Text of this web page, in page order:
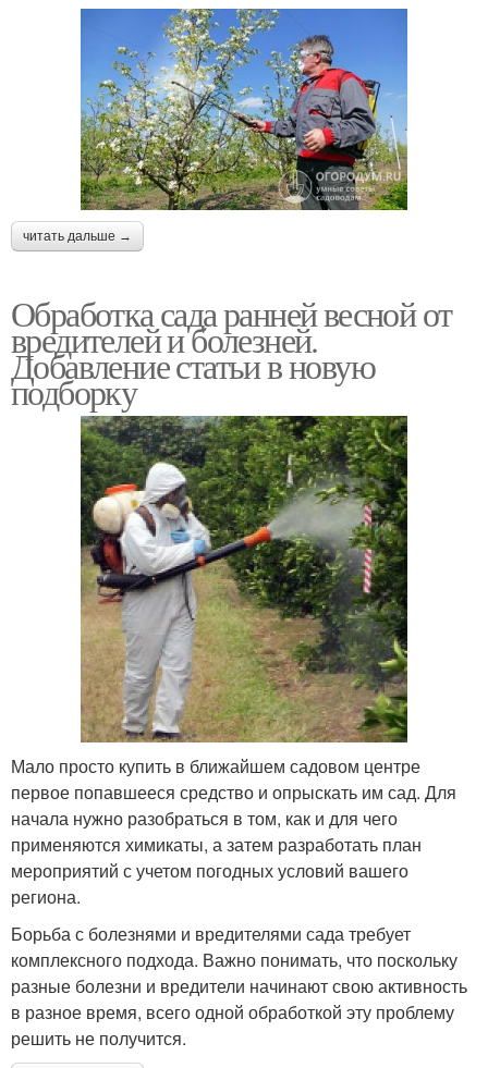
читать дальше →
Обработка сада ранней весной от
вредителей и болезней.
Добавление статьи в новую
подборку
Мало просто купить в ближайшем садовом центре
первое попавшееся средство и опрыскать им сад. Для
начала нужно разобраться в том, как и для чего
применяются химикаты, а затем разработать план
мероприятий с учетом погодных условий вашего
региона.
Борьба с болезнями и вредителями сада требует
комплексного подхода. Важно понимать, что поскольку
разные болезни и вредители начинают свою активность
в разное время, всего одной обработкой эту проблему
решить не получится.